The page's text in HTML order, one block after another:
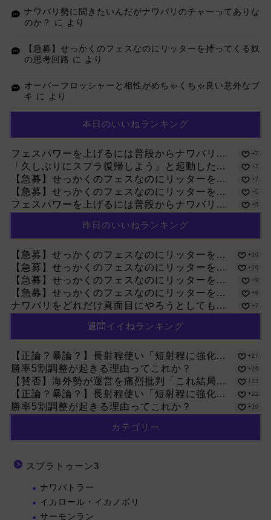
ナワバリ勢に聞きたいんだがナワバリのチャーってありな
のか？
に より
【急募】せっかくのフェスなのにリッターを持ってくる奴
の思考回路 に より
オーバーフロッシャーと相性がめちゃくちゃ良い意外なブ
キ に より
本日のいいねランキング
フェスパワーを上げるには普段からナワバリ... +7
「久しぶりにスプラ復帰しよう」と起動した... +7
【急募】せっかくのフェスなのにリッターを... +7
【急募】せっかくのフェスなのにリッターを... +5
フェスパワーを上げるには普段からナワバリ... +5
昨日のいいねランキング
【急募】せっかくのフェスなのにリッターを... +10
【急募】せっかくのフェスなのにリッターを... +10
【急募】せっかくのフェスなのにリッターを... +9
【急募】せっかくのフェスなのにリッターを... +8
ナワバリをどれだけ真面目にやろうとしても... +7
週間イイねランキング
【正論？暴論？】長射程使い「短射程に強化... +27
勝率5割調整が起きる理由ってこれか？ +26
【賛否】海外勢が運営を痛烈批判「これ結局... +23
【正論？暴論？】長射程使い「短射程に強化... +22
勝率5割調整が起きる理由ってこれか？ +20
カテゴリー
スプラトゥーン3
ナワバトラー
イカロール・イカノボリ
サーモンラン